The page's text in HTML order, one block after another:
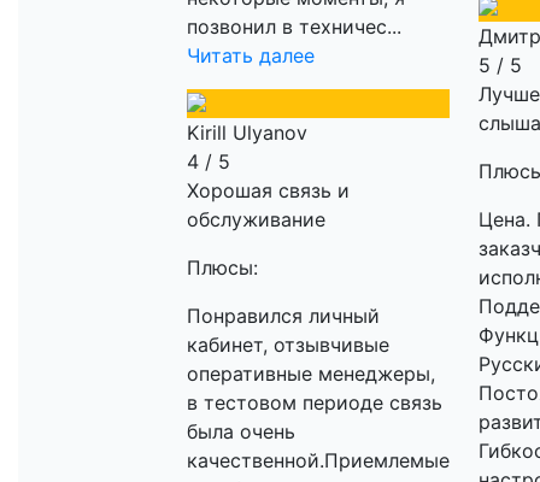
позвонил в техничес...
Читать далее
Kirill Ulyanov
4 / 5
Хорошая связь и
обслуживание
Плюсы:
Понравился личный
кабинет, отзывчивые
оперативные менеджеры,
в тестовом периоде связь
была очень
качественной.Приемлемые
5 / 5
Цена.